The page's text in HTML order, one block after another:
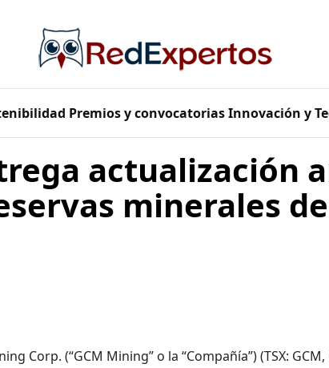
Premios y convocatorias Innovación y
actualización
minerales
Corp. (“GCM Mining” o la “Compañía”) (TSX: